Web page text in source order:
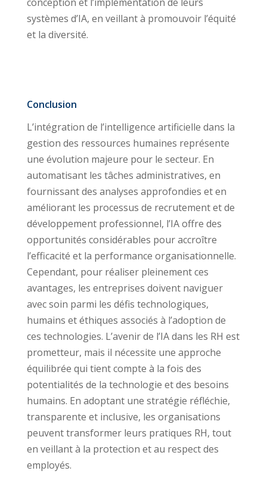
systèmes d’IA, en veillant à promouvoir l’équité
et la diversité.
Conclusion
L’intégration de l’intelligence artificielle dans la
gestion des ressources humaines représente
une évolution majeure pour le secteur. En
automatisant les tâches administratives, en
fournissant des analyses approfondies et en
améliorant les processus de recrutement et de
développement professionnel, l’IA offre des
opportunités considérables pour accroître
l’efficacité et la performance organisationnelle.
Cependant, pour réaliser pleinement ces
avantages, les entreprises doivent naviguer
avec soin parmi les défis technologiques,
humains et éthiques associés à l’adoption de
ces technologies. L’avenir de l’IA dans les RH est
prometteur, mais il nécessite une approche
équilibrée qui tient compte à la fois des
potentialités de la technologie et des besoins
humains. En adoptant une stratégie réfléchie,
transparente et inclusive, les organisations
peuvent transformer leurs pratiques RH, tout
en veillant à la protection et au respect des
employés.